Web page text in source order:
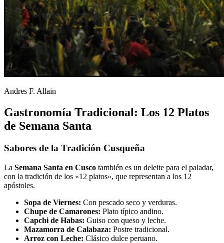
Andres F. Allain
Gastronomía Tradicional: Los 12 Platos
de Semana Santa
Sabores de la Tradición Cusqueña
La Semana Santa en Cusco también es un deleite para el paladar,
con la tradición de los «12 platos», que representan a los 12
apóstoles.
Sopa de Viernes: Con pescado seco y verduras.
Chupe de Camarones: Plato típico andino.
Capchi de Habas: Guiso con queso y leche.
Mazamorra de Calabaza: Postre tradicional.
Arroz con Leche: Clásico dulce peruano.